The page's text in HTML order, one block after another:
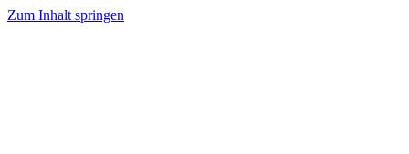
Zum Inhalt springen